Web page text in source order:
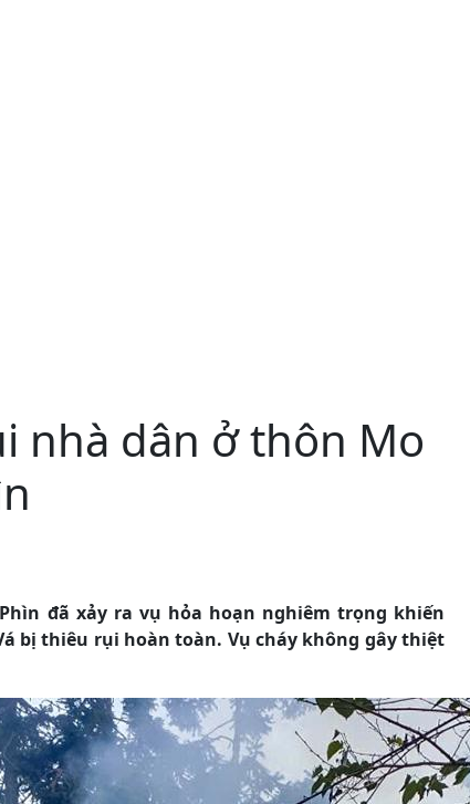
nhà dân ở thôn Mo
đã xảy ra vụ hỏa hoạn nghiêm trọng khiến
bị thiêu rụi hoàn toàn. Vụ cháy không gây thiệt